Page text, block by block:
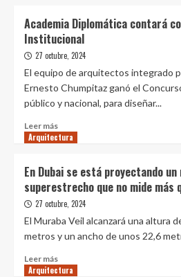
Salmona
2024
primera
impresión:
La
fachada
factor
decisivo
la
venta
inmuebles
Academia Diplomática contará
Institucional
27 octubre, 2024
El equipo de arquitectos integrado
Ernesto Chumpitaz ganó el
público y nacional, para diseñar...
Leer más
más
Diplomática
contará
con
renovada
Institucional
Arquitectura
En Dubai se está proyectando
superestrecho que no mide más
27 octubre, 2024
El Muraba Veil alcanzará una altura
metros y un ancho de unos 22,6
Leer más
más
Arquitectura